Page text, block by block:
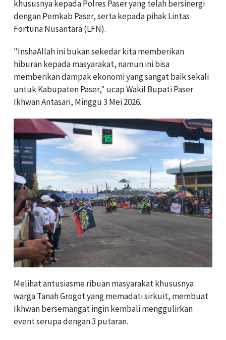
khususnya kepada Polres Paser yang telah bersinergi
dengan Pemkab Paser, serta kepada pihak Lintas
Fortuna Nusantara (LFN).
"InshaAllah ini bukan sekedar kita memberikan
hiburan kepada masyarakat, namun ini bisa
memberikan dampak ekonomi yang sangat baik sekali
untuk Kabupaten Paser," ucap Wakil Bupati Paser
Ikhwan Antasari, Minggu 3 Mei 2026.
Melihat antusiasme ribuan masyarakat khususnya
warga Tanah Grogot yang memadati sirkuit, membuat
Ikhwan bersemangat ingin kembali menggulirkan
event serupa dengan 3 putaran.